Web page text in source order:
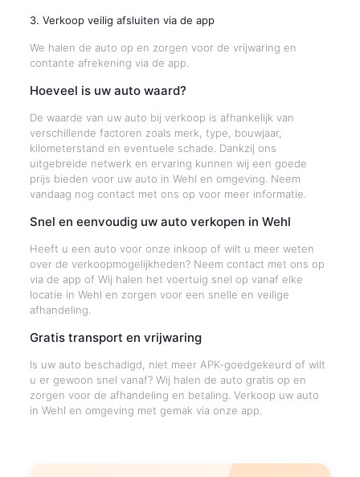
3. Verkoop veilig afsluiten via de app
We halen de auto op en zorgen voor de vrijwaring en
contante afrekening via de app.
Hoeveel is uw auto waard?
De waarde van uw auto bij verkoop is afhankelijk van
verschillende factoren zoals merk, type, bouwjaar,
kilometerstand en eventuele schade. Dankzij ons
uitgebreide netwerk en ervaring kunnen wij een goede
prijs bieden voor uw auto in Wehl en omgeving. Neem
vandaag nog contact met ons op voor meer informatie.
Snel en eenvoudig uw auto verkopen in Wehl
Heeft u een auto voor onze inkoop of wilt u meer weten
over de verkoopmogelijkheden? Neem contact met ons op
via de app of Wij halen het voertuig snel op vanaf elke
locatie in Wehl en zorgen voor een snelle en veilige
afhandeling.
Gratis transport en vrijwaring
Is uw auto beschadigd, niet meer APK-goedgekeurd of wilt
u er gewoon snel vanaf? Wij halen de auto gratis op en
zorgen voor de afhandeling en betaling. Verkoop uw auto
in Wehl en omgeving met gemak via onze app.